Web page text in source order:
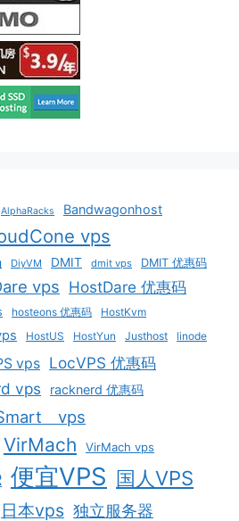
AlphaRacks Bandwagonhost
vps
DiyVM DMIT dmit vps DMIT 优惠码
vps HostDare 优惠码
hosteons 优惠码 HostKvm
HostUS HostYun Justhost linode
vps LocVPS 优惠码
vps racknerd 优惠码
vps
VirMach VirMach vps
便宜VPS 国人VPS
日本vps 独立服务器